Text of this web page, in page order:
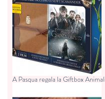
A Pasqua regala la Giftbox